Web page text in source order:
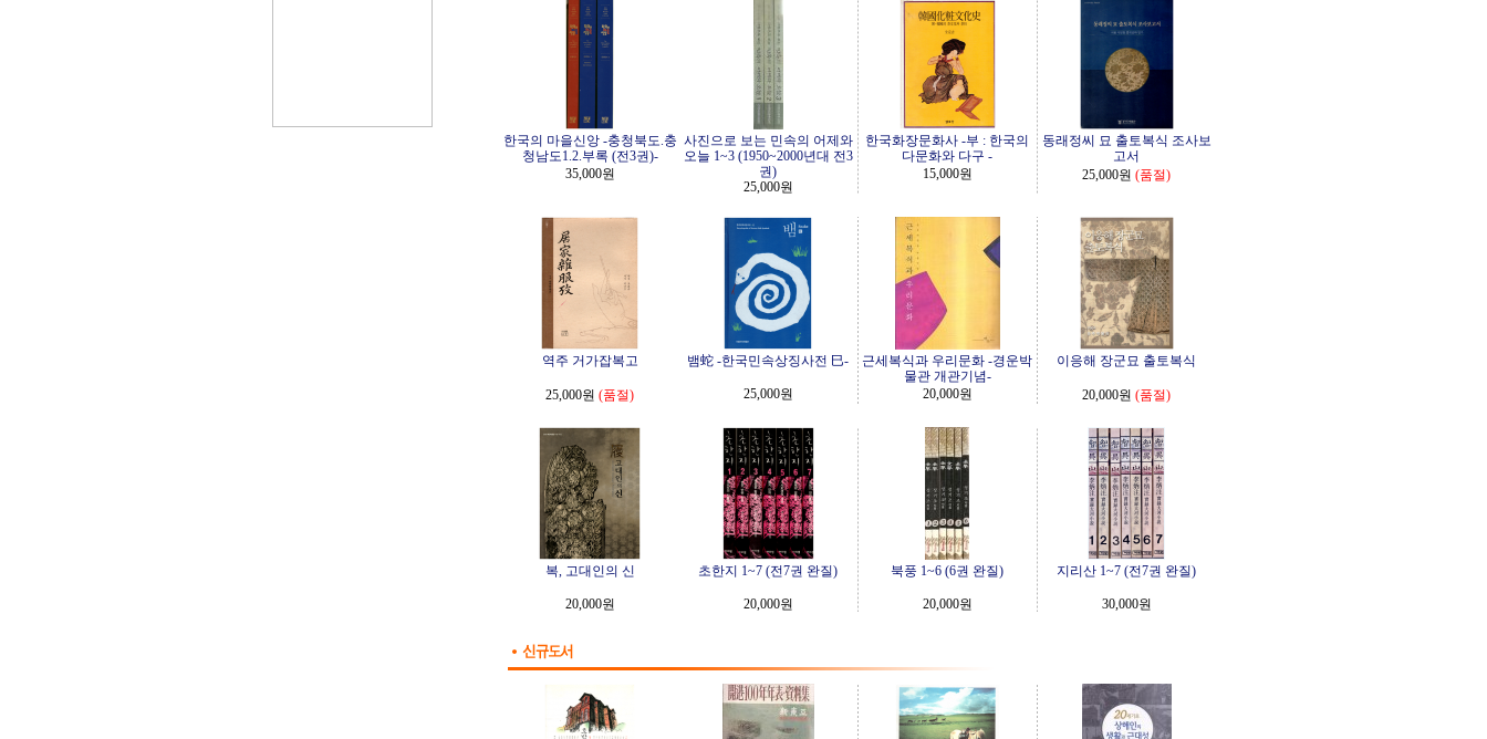
한국의 마을신앙 -충청북도.충
청남도1.2.부록 (전3권)-
35,000원
사진으로 보는 민속의 어제와
오늘 1~3 (1950~2000년대 전3
권)
25,000원
한국화장문화사 -부 : 한국의
다문화와 다구 -
15,000원
동래정씨 묘 출토복식 조사보
고서
25,000원 (품절)
역주 거가잡복고
25,000원 (품절)
뱀蛇 -한국민속상징사전 巳-
25,000원
근세복식과 우리문화 -경운박
물관 개관기념-
20,000원
이응해 장군묘 출토복식
20,000원 (품절)
복, 고대인의 신
20,000원
초한지 1~7 (전7권 완질)
20,000원
북풍 1~6 (6권 완질)
20,000원
지리산 1~7 (전7권 완질)
30,000원